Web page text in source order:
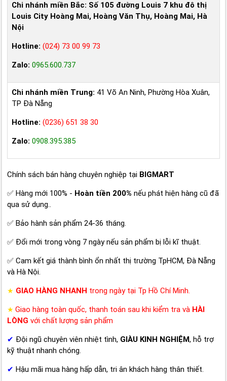
Chi nhánh miền Bắc: Số 105 đường Louis 7 khu đô thị
Louis City Hoàng Mai, Hoàng Văn Thụ, Hoàng Mai, Hà
Nội
Hotline: (024) 73 00 99 73
Zalo: 0965.600.737
Chi nhánh miền Trung: 41 Võ An Ninh, Phường Hòa Xuân,
TP Đà Nẵng
Hotline: (0236) 651 38 30
Zalo: 0908.395.385
Chính sách bán hàng chuyên nghiệp tại BIGMART
✅ Hàng mới 100% - Hoàn tiền 200% nếu phát hiện hàng cũ đã
qua sử dụng..
✅ Bảo hành sản phẩm 24-36 tháng.
✅ Đổi mới trong vòng 7 ngày nếu sản phẩm bị lỗi kĩ thuật.
✅ Cam kết giá thành bình ổn nhất thị trường TpHCM, Đà Nẵng
và Hà Nội.
★ GIAO HÀNG NHANH trong ngày tại Tp Hồ Chí Minh.
★ Giao hàng toàn quốc, thanh toán sau khi kiểm tra và HÀI
LÒNG với chất lượng sản phẩm
✔ Đội ngũ chuyên viên nhiệt tình, GIÀU KINH NGHIỆM, hỗ trợ
kỹ thuật nhanh chóng.
✔ Hậu mãi mua hàng hấp dẫn, tri ân khách hàng thân thiết.